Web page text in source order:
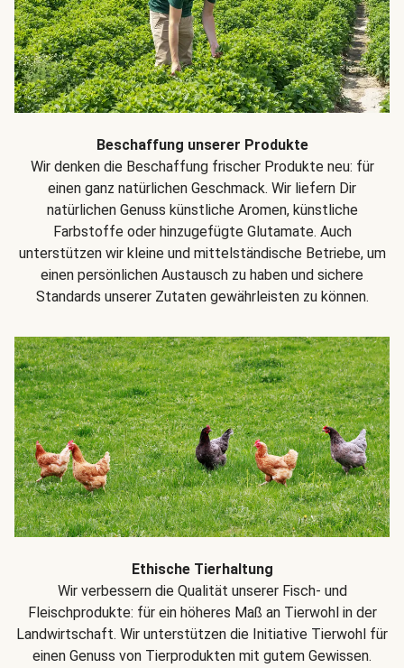
Beschaffung unserer Produkte
Wir denken die Beschaffung frischer Produkte neu: für
einen ganz natürlichen Geschmack. Wir liefern Dir
natürlichen Genuss künstliche Aromen, künstliche
Farbstoffe oder hinzugefügte Glutamate. Auch
unterstützen wir kleine und mittelständische Betriebe, um
einen persönlichen Austausch zu haben und sichere
Standards unserer Zutaten gewährleisten zu können.
Ethische Tierhaltung
Wir verbessern die Qualität unserer Fisch- und
Fleischprodukte: für ein höheres Maß an Tierwohl in der
Landwirtschaft. Wir unterstützen die Initiative Tierwohl für
einen Genuss von Tierprodukten mit gutem Gewissen.